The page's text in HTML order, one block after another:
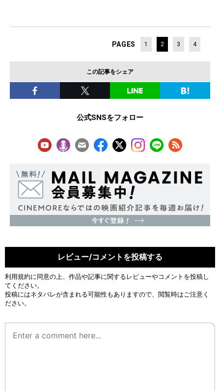
PAGES 1 2 3 4
この記事をシェア
公式SNSをフォロー
レビュー/コメントを投稿する
利用規約に同意の上、作品や記事に関するレビューやコメントを投稿し
てください。
投稿にはネタバレが含まれる可能性もありますので、閲覧時はご注意く
ださい。